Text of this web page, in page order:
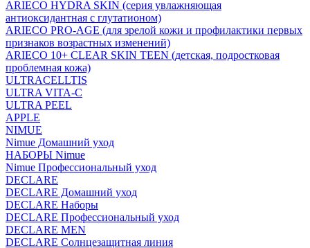
ARIECO HYDRA SKIN (серия увлажняющая
антиоксидантная с глутатионом)
ARIECO PRO-AGE (для зрелой кожи и профилактики первых
признаков возрастных изменений)
ARIECO 10+ CLEAR SKIN TEEN (детская, подростковая
проблемная кожа)
ULTRACELLTIS
ULTRA VITA-C
ULTRA PEEL
APPLE
NIMUE
Nimue Домашний уход
НАБОРЫ Nimue
Nimue Профессиональный уход
DECLARE
DECLARE Домашний уход
DECLARE Наборы
DECLARE Профессиональный уход
DECLARE MEN
DECLARE Солнцезащитная линия